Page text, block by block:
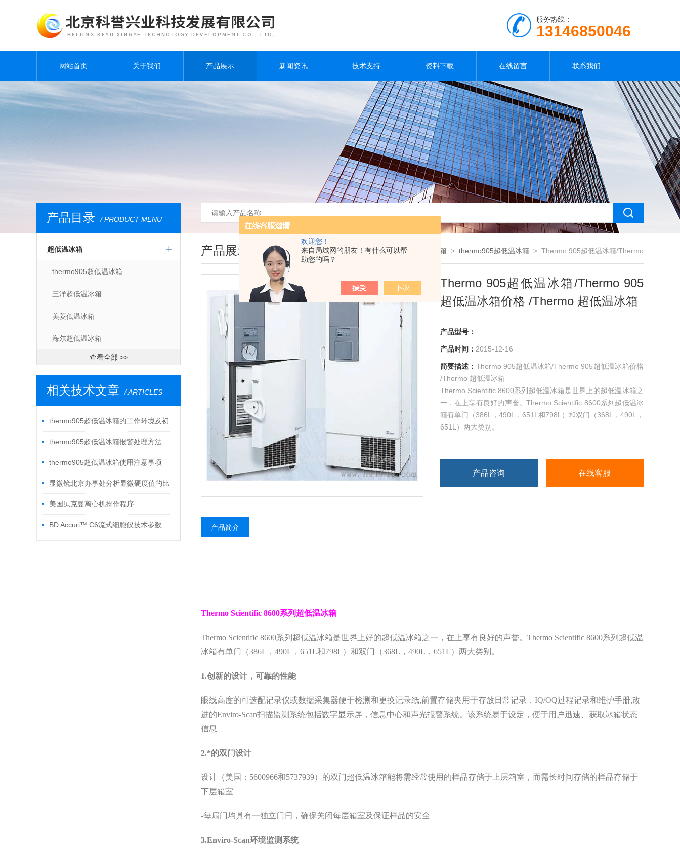
欢迎您！
来自局域网的朋友！有什么可以帮
助您的吗？
服务热线：
13146850046
网站首页 关于我们 产品展示 新闻资讯 技术支持 资料下载 在线留言 联系我们
产品目录 / PRODUCT MENU
超低温冰箱
thermo905超低温冰箱
三洋超低温冰箱
美菱低温冰箱
海尔超低温冰箱
查看全部 >>
相关技术文章 / ARTICLES
thermo905超低温冰箱的工作环境及初
次调试
thermo905超低温冰箱报警处理方法
thermo905超低温冰箱使用注意事项
显微镜北京办事处分析显微硬度值的比
较 美国贝克曼离心机操作程序
BD Accuri™ C6流式细胞仪技术参数
产品展示 您现在的位置：首页 >产品展示> 超低温冰箱 > thermo905超低温冰箱 > Thermo 905超低温冰箱/Thermo
905超低温冰箱价格 /Thermo 超低温冰箱
Thermo 905超低温冰箱/Thermo 905
超低温冰箱价格 /Thermo 超低温冰箱
产品型号：
产品时间： 2015-12-16
简要描述： Thermo 905超低温冰箱/Thermo 905超低温冰箱价格
/Thermo 超低温冰箱
Thermo Scientific 8600系列超低温冰箱是世界上的超低温冰箱之
一，在上享有良好的声誉。Thermo Scientific 8600系列超低温冰
箱有单门（386L，490L，651L和798L）和双门（368L，490L，
651L）两大类别。
产品咨询 在线客服
产品简介
Thermo Scientific 8600系列超低温冰箱
Thermo Scientific 8600系列超低温冰箱是世界上好的超低温冰箱之一，在上享有良好的声誉。 Thermo Scientific 8600系列超低温
冰箱有单门（386L ， 490L ， 651L和798L）和双门（368L ， 490L ， 651L）两大类别。
1.创新的设计，可靠的性能
眼线高度的可选配记录仪或数据采集器便于检测和更换记录纸,前置存储夹用于存放日常记录， IQ/OQ过程记录和维护手册,改
进的Enviro-Scan扫描监测系统包括数字显示屏，信息中心和声光报警系统。该系统易于设定，便于用户迅速、获取冰箱状态
信息
2.*的双门设计
设计（美国： 5600966和5737939）的双门超低温冰箱能将需经常使用的样品存储于上层箱室，而需长时间存储的样品存储于
下层箱室
-每扇门均具有一独立门闩，确保关闭每层箱室及保证样品的安全
3.Enviro-Scan环境监测系统